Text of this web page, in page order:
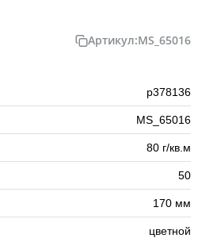
Артикул:MS_65016
р378136
MS_65016
80 г/кв.м
50
170 мм
цветной